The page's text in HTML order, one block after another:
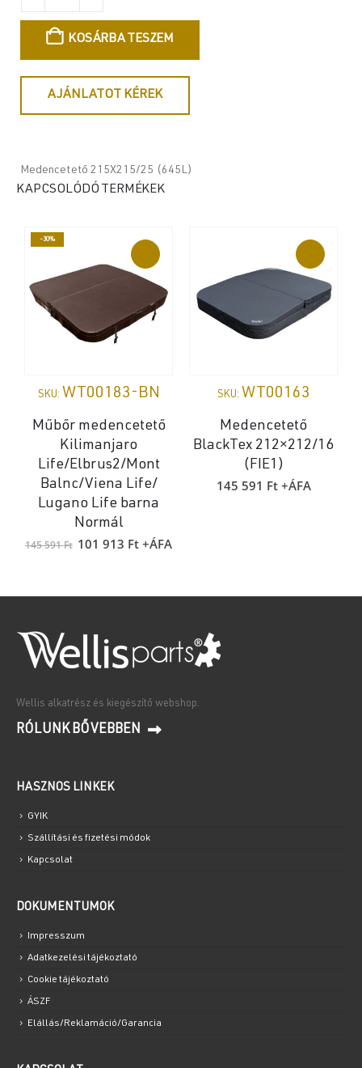
KOSÁRBA TESZEM
AJÁNLATOT KÉREK
Medencetető 215X215/25 (645L)
KAPCSOLÓDÓ TERMÉKEK
-30%
SKU: WT00183-BN
Műbőr medencetető
Kilimanjaro
Life/Elbrus2/Mont
Balnc/Viena Life/
Lugano Life barna
Normál
145 591Ft Original
price
101 913 FtCurrent
price
+ÁFA
SKU: WT00163
Medencetető
BlackTex 212×212/16
(FIE1)
145 591 Ft+ÁFA
Wellis alkatrész és kiegészítő webshop.
RÓLUNK BŐVEBBEN
HASZNOS LINKEK
GYIK
Szállítási és fizetési módok
Kapcsolat
DOKUMENTUMOK
Impresszum
Adatkezelési tájékoztató
Cookie tájékoztató
ÁSZF
Elállás/Reklamáció/Garancia